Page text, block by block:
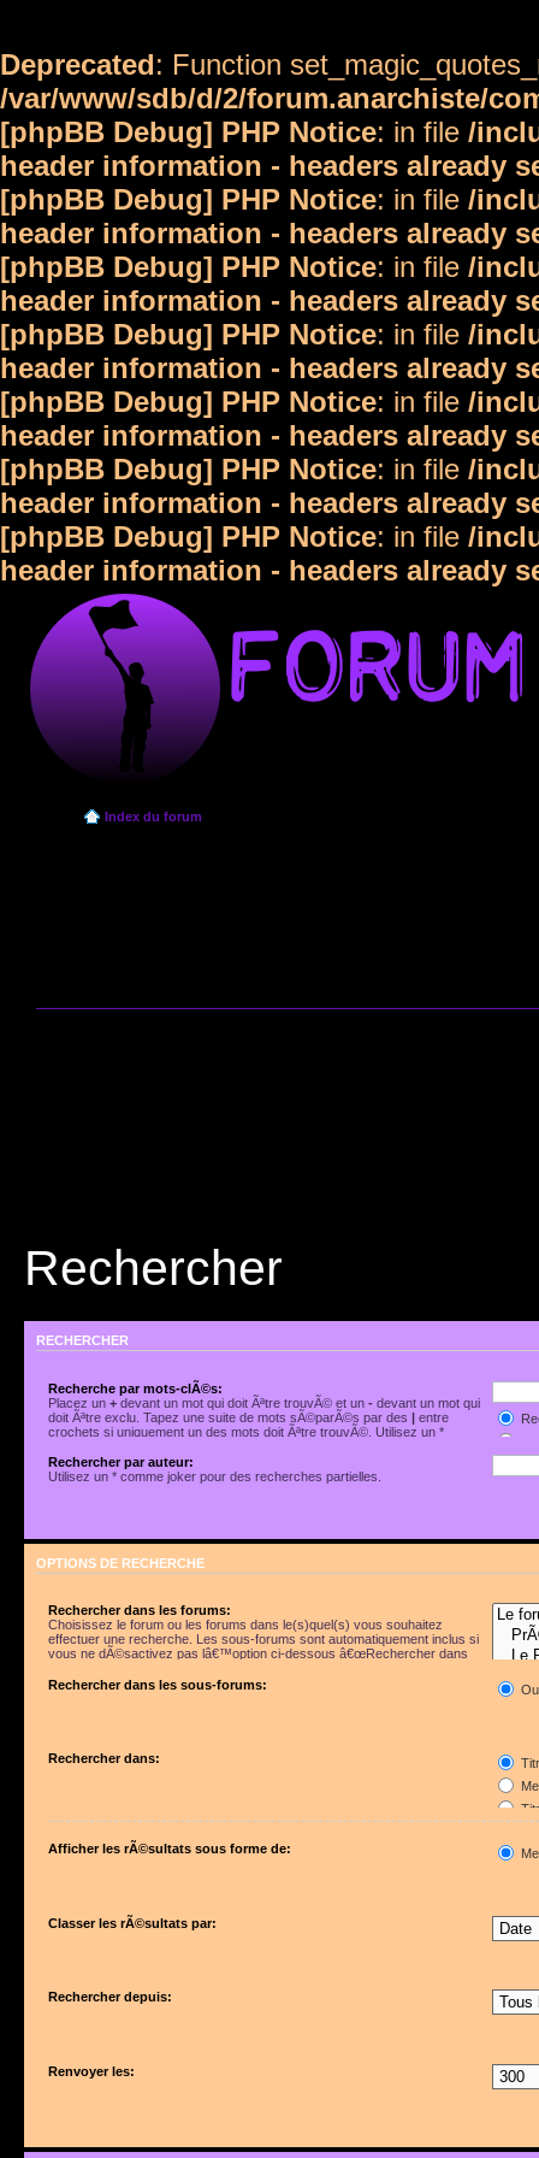
Deprecated: Function
/var/www/sdb/d/2/forum.anarchiste/
[phpBB Debug] PHP Notice: in file /
header information - headers already
[phpBB Debug] PHP Notice: in file /
header information - headers already
[phpBB Debug] PHP Notice: in file /
header information - headers already
[phpBB Debug] PHP Notice: in file /
header information - headers already
[phpBB Debug] PHP Notice: in file /
header information - headers already
[phpBB Debug] PHP Notice: in file /
header information - headers already
[phpBB Debug] PHP Notice: in file /
header information - headers already
Index du forum
Rechercher
RECHERCHER
Recherche par mots-clÃ©s:
Placez un+ devant un mot qui doit Ãªtre trouvÃ© et un- devant un mot qui
doit Ãªtre exclu. Tapez une suite de mots sÃ©parÃ©s par des| entre
crochets si uniquement un des mots doit Ãªtre trouvÃ©. Utilisez un *
Rechercher par auteur:
Utilisez un * comme joker pour des recherches partielles.
OPTIONS DE RECHERCHE
Rechercher dans les forums:
Choisissez le forum ou les forums dans le(s)quel(s) vous souhaitez
effectuer une recherche. Les sous-forums sont automatiquement inclus si
vous ne dÃ©sactivez pas lâ€™option ci-dessous â€œRechercher dans
Rechercher dans les sous-forums:
Rechercher dans:
Afficher les rÃ©sultats sous forme de:
Classer les rÃ©sultats par:
Rechercher depuis:
Renvoyer les: